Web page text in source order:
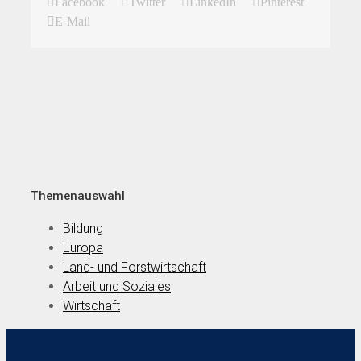
E-Mail
Themenauswahl
Bildung
Europa
Land- und Forstwirtschaft
Arbeit und Soziales
Wirtschaft